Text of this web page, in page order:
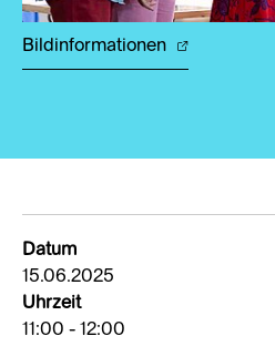
Bildinformationen
Datum
15.06.2025
Uhrzeit
11:00 - 12:00